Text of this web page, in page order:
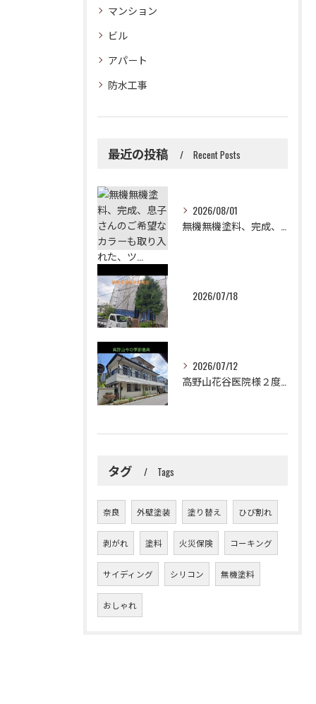
マンション
ビル
アパート
防水工事
最近の投稿 Recent Posts
2026/08/01
無機無機塗料、完成、息子さんのご希望なカラーも取り入れた、ツ...
2026/07/18
2026/07/12
高野山花谷医院様２度目のご依頼誠に有難うございました！😉✨2...
タグ Tags
奈良 外壁塗装 塗り替え ひび割れ
剥がれ 塗料 火災保険 コーキング
サイディング シリコン 無機塗料
おしゃれ